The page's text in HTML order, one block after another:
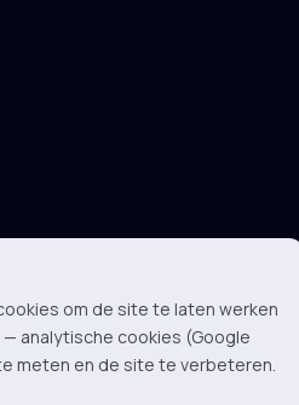
om de site te laten werken
analytische cookies (Google
meten en de site te verbeteren.